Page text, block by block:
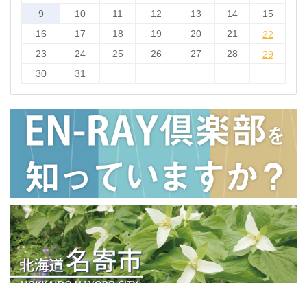
9
10 11 12 13 14
15
16
17 18 19 20 21 22
22
23
24 25 26 27 28 29
29
30
31